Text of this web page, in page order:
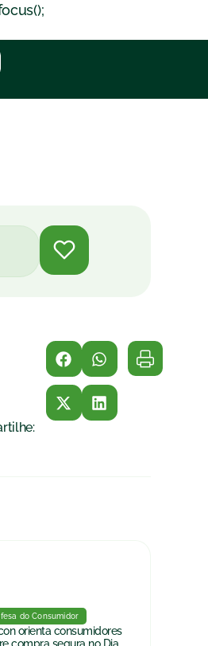
do Consumidor
orienta consumidores
compra segura no Dia